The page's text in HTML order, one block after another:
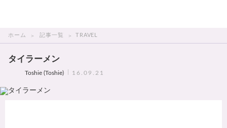
ホーム 記事一覧 TRAVEL
タイラーメン
Toshie (Toshie) 16.09.21